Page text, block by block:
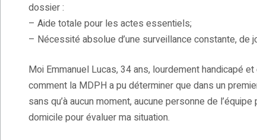
dossier :
– Aide totale pour les actes essentiels;
– Nécessité absolue d’une surveillance constante, de
Moi Emmanuel Lucas, 34 ans, lourdement handicapé
comment la MDPH a pu déterminer que dans un
sans qu’à aucun moment, aucune personne de
domicile pour évaluer ma situation.